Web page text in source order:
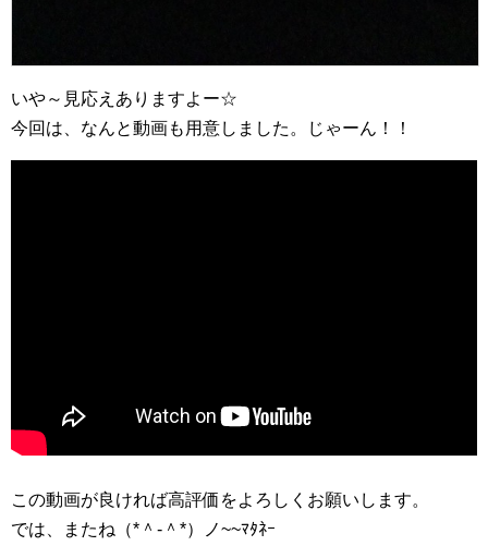
いや～見応えありますよー☆
今回は、なんと動画も用意しました。じゃーん！！
この動画が良ければ高評価をよろしくお願いします。
では、またね（*＾-＾*）ノ~~ﾏﾀﾈｰ